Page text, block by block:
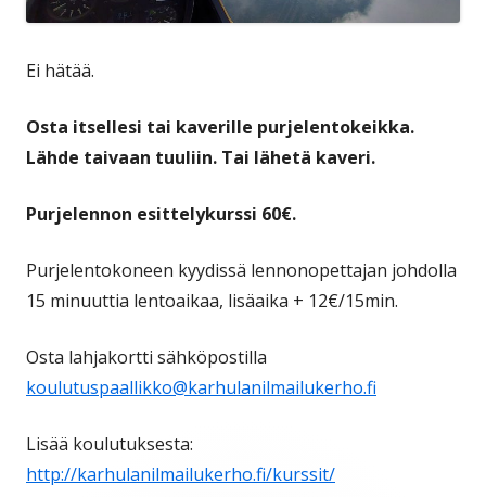
Ei hätää.
Osta itsellesi tai kaverille purjelentokeikka.
Lähde taivaan tuuliin. Tai lähetä kaveri.
Purjelennon esittelykurssi 60€.
Purjelentokoneen kyydissä lennonopettajan johdolla
15 minuuttia lentoaikaa, lisäaika + 12€/15min.
Osta lahjakortti sähköpostilla
koulutuspaallikko@karhulanilmailukerho.fi
Lisää koulutuksesta:
http://karhulanilmailukerho.fi/kurssit/